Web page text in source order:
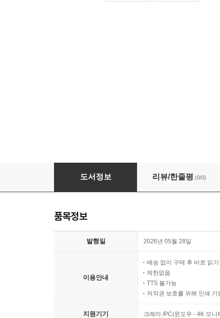
김광석 노래배우기
도서정보 리뷰/한줄평 (0/0)
품목정보
발행일 2026년 05월 28일
이용안내
배송 없이 구매 후 바로 읽기
제한없음
TTS 불가능
저작권 보호를 위해 인쇄 기
지원기기 크레마 /PC(윈도우 - 4K 모